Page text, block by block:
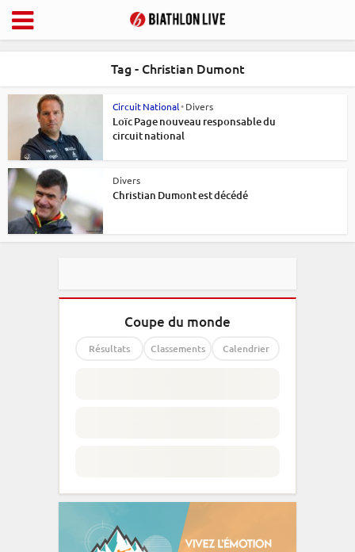
Tag - Christian Dumont
Circuit National•Divers
Loïc Page nouveau responsable du
circuit national
Divers
Christian Dumont est décédé
Coupe du monde
Résultats Classements Calendrier